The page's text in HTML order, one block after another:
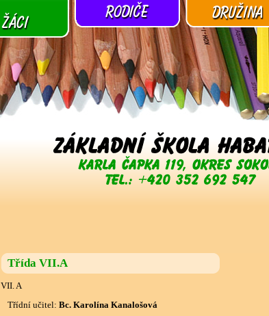
Třída VII.A
VII. A
Třídní učitel: Bc. Karolína Kanalošová